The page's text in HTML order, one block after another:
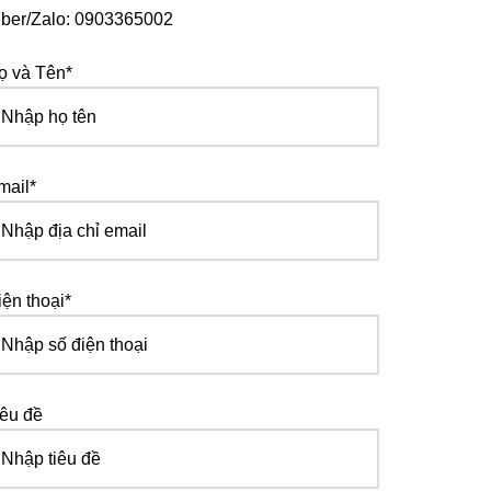
Zalo: 0903365002
và Tên*
thoại*
đề